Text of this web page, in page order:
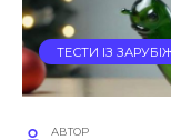
ТЕСТИ ІЗ
АВТОР